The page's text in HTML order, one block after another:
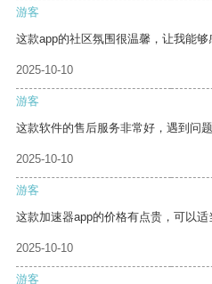
游客
这款app的社区氛围很温馨，让我能够
2025-10-10
游客
这款软件的售后服务非常好，遇到问
2025-10-10
游客
这款加速器app的价格有点贵，可以适
2025-10-10
游客